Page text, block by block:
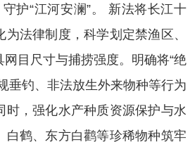
护“江河安澜”。 新法将长江十
法律制度，科学划定禁渔区、
目尺寸与捕捞强度。明确将“绝
垂钓、非法放生外来物种等行为
时，强化水产种质资源保护与水
白鹤、东方白鹳等珍稀物种筑牢